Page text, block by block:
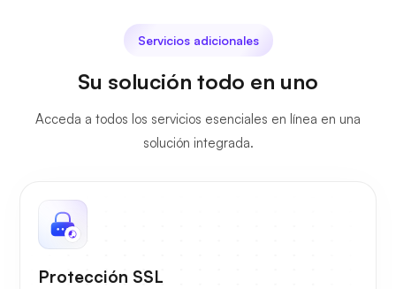
Servicios adicionales
Su solución todo en uno
Acceda a todos los servicios esenciales en línea en una
solución integrada.
Protección SSL